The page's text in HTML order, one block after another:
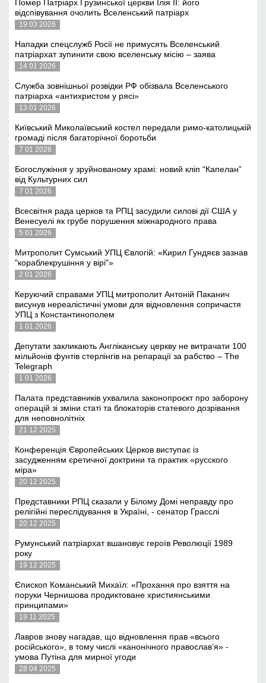
Помер Патріарх Грузинської церкви Ілія II: його
відспівування очолить Вселенський патріарх
19 03 2026
Нападки спецслужб Росії не примусять Вселенський
патріархат зупинити свою вселенську місію – заява
14 01 2026
Служба зовнішньої розвідки РФ обізвала Вселенського
патріарха «антихристом у рясі»
13 01 2026
Київський Миколаївський костел передали римо-католицькій
громаді після багаторічної боротьби
7 01 2026
Богослужіння у зруйнованому храмі: новий кліп “Капелан”
від Культурних сил
7 01 2026
Всесвітня рада церков та РПЦ засудили силові дії США у
Венесуелі як грубе порушення міжнародного права
5 01 2026
Митрополит Сумський УПЦ Євлогій: «Кирил Гундяєв зазнав
"кораблекрушіння у вірі"»
2 01 2026
Керуючий справами УПЦ митрополит Антоній Паканич
висунув нереалістичні умови для відновлення сопричастя
УПЦ з Константинополем
1 01 2026
Депутати закликають Англіканську церкву не витрачати 100
мільйонів фунтів стерлінгів на репарації за рабство – The
Telegraph
1 01 2026
Палата представників ухвалила законопроєкт про заборону
операцій зі зміни статі та блокаторів статевого дозрівання
для неповнолітніх
21 12 2025
Конференція Європейських Церков виступає із
засудженням єретичної доктрини та практик «русского
міра»
20 12 2025
Представники РПЦ сказали у Білому Домі неправду про
релігійні переслідування в Україні, - сенатор Грасслі
20 12 2025
Румунський патріархат вшановує героїв Революції 1989
року
19 12 2025
Єпископ Команський Михаїл: «Прохання про взяття на
поруки Чернишова продиктоване християнськими
принципами»
19 11 2025
Лавров знову нагадав, що відновлення прав «всього
російського», в тому числі «канонічного православ’я» -
умова Путіна для мирної угоди
28 04 2025